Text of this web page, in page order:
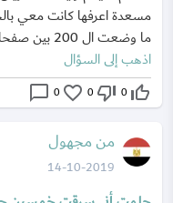
مسعدة اعرفها كانت معي
ما وضعت ال 200 بين صفحات الكتاب سبحان الله. والحمدلله...
اذهب إلى السؤال
thumb_up_off_alt
0
thumb_down_off_alt
0
favorite_border
0
chat_bubble_outline
من مجهول
14-10-2019